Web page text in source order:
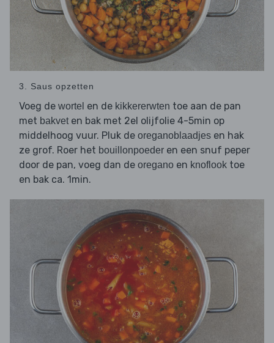
3. Saus opzetten
Voeg de wortel en de kikkererwten toe aan de pan
met bakveten bak met 2el olijfolie 4-5min op
middelhoog vuur. Pluk de oreganoblaadjes en hak
ze grof. Roer het bouillonpoeder en een snuf peper
door de pan, voeg dan de oregano en knoflook toe
en bak ca. 1min.